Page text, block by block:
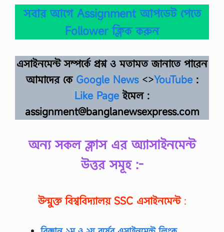
খি
ত
খ্যা
বি
সবার আগে Assignment আপডেট পেতে
Follower ক্লিক করুন
এসাইনমেন্ট সম্পর্কে প্রশ্ন ও মতামত জানাতে পারেন
আমাদের কে Google News<>YouTube :
Like Page ইমেল :
assignment@banglanewsexpress.com
অন্য সকল ক্লাস এর অ্যাসাইনমেন্ট
উত্তর সমূহ :-
উন্মুক্ত বিশ্ববিদ্যালয়SSC এসাইনমেন্ট: